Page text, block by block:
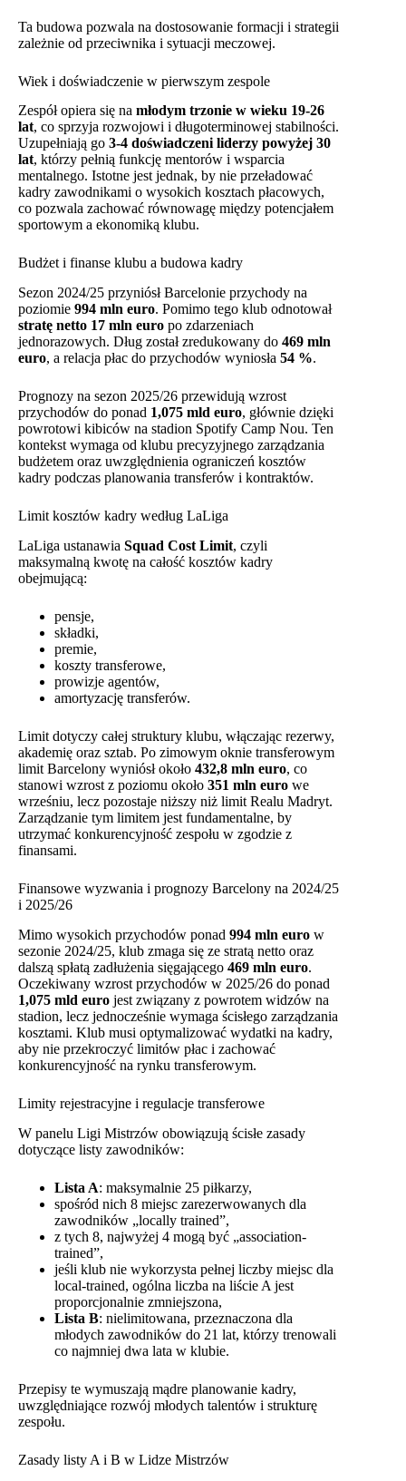
Ta budowa pozwala na dostosowanie formacji i strategii
zależnie od przeciwnika i sytuacji meczowej.
Wiek i doświadczenie w pierwszym zespole
Zespół opiera się na młodym trzonie w wieku 19-26
lat, co sprzyja rozwojowi i długoterminowej stabilności.
Uzupełniają go 3-4 doświadczeni liderzy powyżej 30
lat, którzy pełnią funkcję mentorów i wsparcia
mentalnego. Istotne jest jednak, by nie przeładować
kadry zawodnikami o wysokich kosztach płacowych,
co pozwala zachować równowagę między potencjałem
sportowym a ekonomiką klubu.
Budżet i finanse klubu a budowa kadry
Sezon 2024/25 przyniósł Barcelonie przychody na
poziomie 994 mln euro. Pomimo tego klub odnotował
stratę netto 17 mln euro po zdarzeniach
jednorazowych. Dług został zredukowany do 469 mln
euro, a relacja płac do przychodów wyniosła 54 %.
Prognozy na sezon 2025/26 przewidują wzrost
przychodów do ponad 1,075 mld euro, głównie dzięki
powrotowi kibiców na stadion Spotify Camp Nou. Ten
kontekst wymaga od klubu precyzyjnego zarządzania
budżetem oraz uwzględnienia ograniczeń kosztów
kadry podczas planowania transferów i kontraktów.
Limit kosztów kadry według LaLiga
LaLiga ustanawia Squad Cost Limit, czyli
maksymalną kwotę na całość kosztów kadry
obejmującą:
pensje,
składki,
premie,
koszty transferowe,
prowizje agentów,
amortyzację transferów.
Limit dotyczy całej struktury klubu, włączając rezerwy,
akademię oraz sztab. Po zimowym oknie transferowym
limit Barcelony wyniósł około 432,8 mln euro, co
stanowi wzrost z poziomu około 351 mln euro we
wrześniu, lecz pozostaje niższy niż limit Realu Madryt.
Zarządzanie tym limitem jest fundamentalne, by
utrzymać konkurencyjność zespołu w zgodzie z
finansami.
Finansowe wyzwania i prognozy Barcelony na 2024/25
i 2025/26
Mimo wysokich przychodów ponad 994 mln euro w
sezonie 2024/25, klub zmaga się ze stratą netto oraz
dalszą spłatą zadłużenia sięgającego 469 mln euro.
Oczekiwany wzrost przychodów w 2025/26 do ponad
1,075 mld euro jest związany z powrotem widzów na
stadion, lecz jednocześnie wymaga ścisłego zarządzania
kosztami. Klub musi optymalizować wydatki na kadry,
aby nie przekroczyć limitów płac i zachować
konkurencyjność na rynku transferowym.
Limity rejestracyjne i regulacje transferowe
W panelu Ligi Mistrzów obowiązują ścisłe zasady
dotyczące listy zawodników:
Lista A: maksymalnie 25 piłkarzy,
spośród nich 8 miejsc zarezerwowanych dla
zawodników „locally trained”,
z tych 8, najwyżej 4 mogą być „association-
trained”,
jeśli klub nie wykorzysta pełnej liczby miejsc dla
local-trained, ogólna liczba na liście A jest
proporcjonalnie zmniejszona,
Lista B: nielimitowana, przeznaczona dla
młodych zawodników do 21 lat, którzy trenowali
co najmniej dwa lata w klubie.
Przepisy te wymuszają mądre planowanie kadry,
uwzględniające rozwój młodych talentów i strukturę
zespołu.
Zasady listy A i B w Lidze Mistrzów